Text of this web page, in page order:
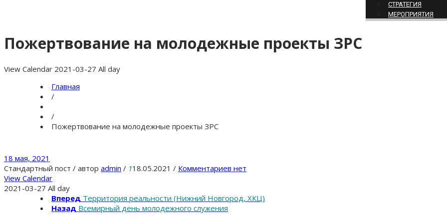
СТРАТЕГИЯ
МЕРОПРИЯТИЯ
Пожертвование на молодежные проекты ЗРС
View Calendar 2021-03-27 All day
Главная
/
/
Пожертвование на молодежные проекты ЗРС
18 мая, 2021
Стандартный пост / автор admin / 118.05.2021 / Комментариев нет
View Calendar
2021-03-27 All day
Вперед Территория реальности (Нижний Новгород, ХКЦ)
Назад Всемирный день молодежного служения